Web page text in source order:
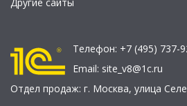
Телефон: +7 (495) 737-
Email: site_v8@1c.ru
Отдел продаж: г. Москва, улица